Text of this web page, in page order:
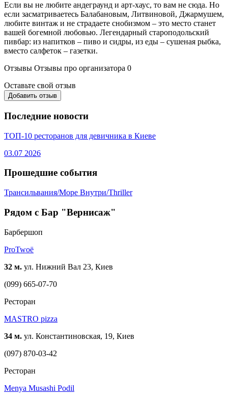
Если вы не любите андеграунд и арт-хаус, то вам не сюда. Но
если засматриваетесь Балабановым, Литвиновой, Джармушем,
любите винтаж и не страдаете снобизмом – это место станет
вашей богемной любовью. Легендарный староподольский
пивбар: из напитков – пиво и сидры, из еды – сушеная рыбка,
вместо салфеток – газетки.
Отзывы Отзывы про организатора 0
Оставьте свой отзыв
Добавить отзыв
Последние новости
ТОП-10 ресторанов для девичника в Киеве
03.07 2026
Прошедшие события
Трансильвания/Море Внутри/Thriller
Рядом с Бар "Вернисаж"
Барбершоп
ProTwoë
32 м. ул. Нижний Вал 23, Киев
(099) 665-07-70
Ресторан
MASTRO pizza
34 м. ул. Константиновская, 19, Киев
(097) 870-03-42
Ресторан
Menya Musashi Podil